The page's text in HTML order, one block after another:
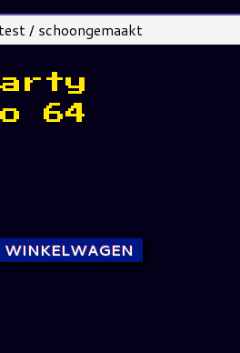
/ schoongemaakt
64
WINKELWAGEN